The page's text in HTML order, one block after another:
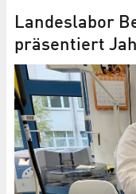
Landeslabor
präsentiert